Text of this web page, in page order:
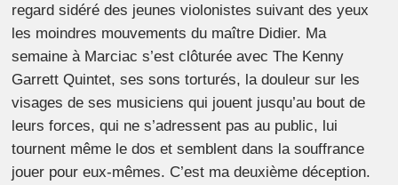
regard sidéré des jeunes violonistes suivant des yeux
les moindres mouvements du maître Didier. Ma
semaine à Marciac s’est clôturée avec The Kenny
Garrett Quintet, ses sons torturés, la douleur sur les
visages de ses musiciens qui jouent jusqu’au bout de
leurs forces, qui ne s’adressent pas au public, lui
tournent même le dos et semblent dans la souffrance
jouer pour eux-mêmes. C’est ma deuxième déception.